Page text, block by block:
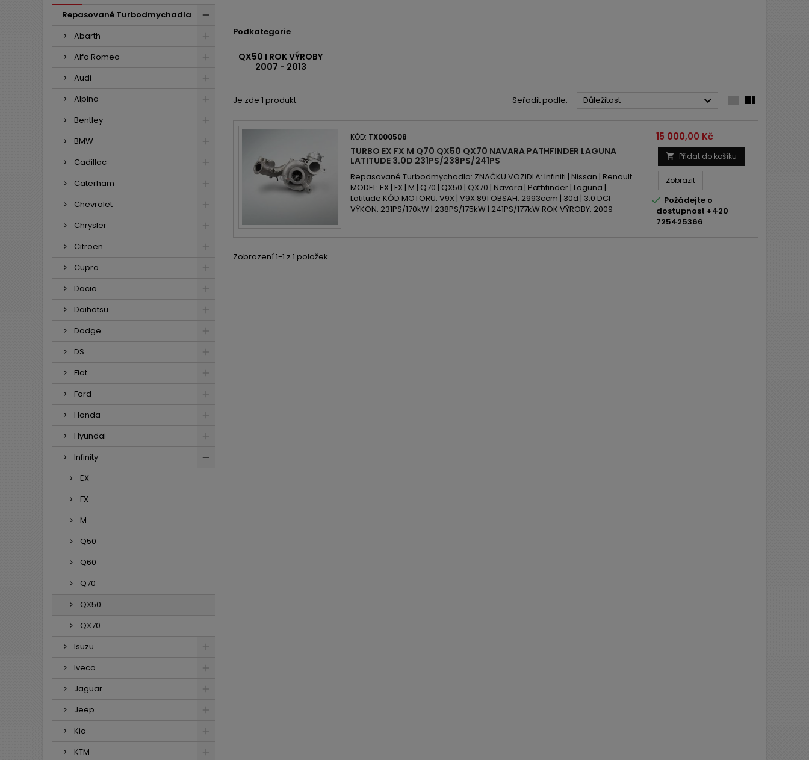
Repasované Turbodmychadla
Abarth
Alfa Romeo
Audi
Alpina
Bentley
BMW
Cadillac
Caterham
Chevrolet
Chrysler
Citroen
Cupra
Dacia
Daihatsu
Dodge
DS
Fiat
Ford
Honda
Hyundai
Infinity
EX
FX
M
Q50
Q60
Q70
QX50
QX70
Isuzu
Iveco
Jaguar
Jeep
Kia
KTM
Podkategorie
QX50 I ROK VÝROBY
2007 - 2013
Je zde 1 produkt. Seřadit podle: Důležitost   
KÓD: TX000508
TURBO EX FX M Q70 QX50 QX70 NAVARA PATHFINDER LAGUNA
LATITUDE 3.0D 231PS/238PS/241PS
Repasované Turbodmychadlo: ZNAČKU VOZIDLA: Infiniti | Nissan | Renault
MODEL: EX | FX | M | Q70 | QX50 | QX70 | Navara | Pathfinder | Laguna |
Latitude KÓD MOTORU: V9X | V9X 891 OBSAH: 2993ccm | 30d | 3.0 DCI
VÝKON: 231PS/170kW | 238PS/175kW | 241PS/177kW ROK VÝROBY: 2009 -
Cena
15 000,00 Kč
 Přidat do košíku
Zobrazit
 Požádejte o
dostupnost +420
725425366
Zobrazení 1-1 z 1 položek